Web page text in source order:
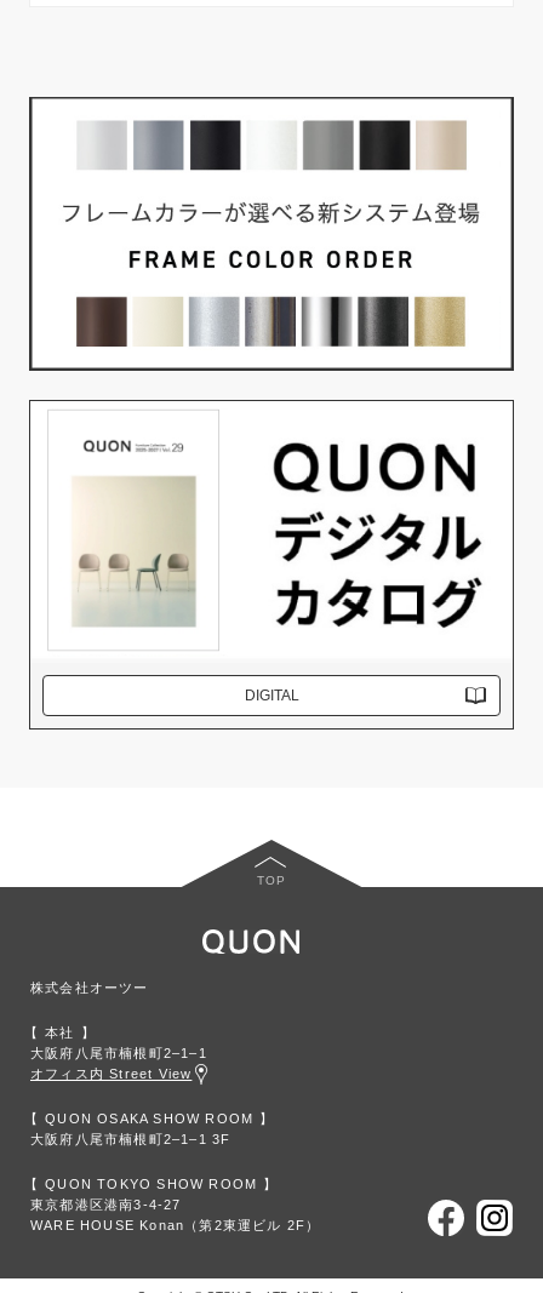
DIGITAL
TOP
株式会社オーツー
本社
大阪府八尾市楠根町2‒1‒1
オフィス内 Street View
QUON OSAKA SHOW ROOM
大阪府八尾市楠根町2‒1‒1 3F
QUON TOKYO SHOW ROOM
東京都港区港南3-4-27
WARE HOUSE Konan（第2東運ビル 2F）